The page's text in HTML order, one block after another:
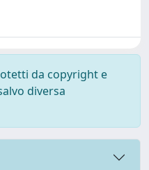
da copyright e
diversa